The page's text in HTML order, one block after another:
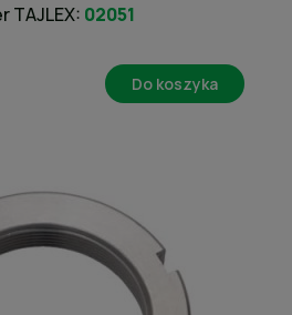
TAJLEX: 02051
Do koszyka